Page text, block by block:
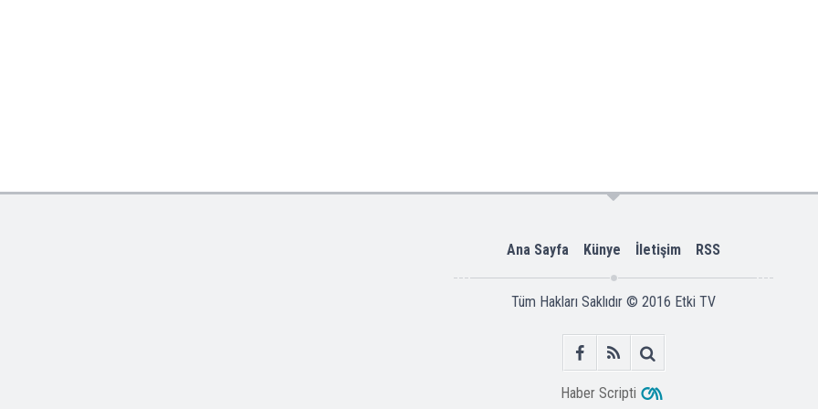
Ana Sayfa Künye İletişim RSS
Tüm Hakları Saklıdır © 2016 Etki TV
Haber Scripti